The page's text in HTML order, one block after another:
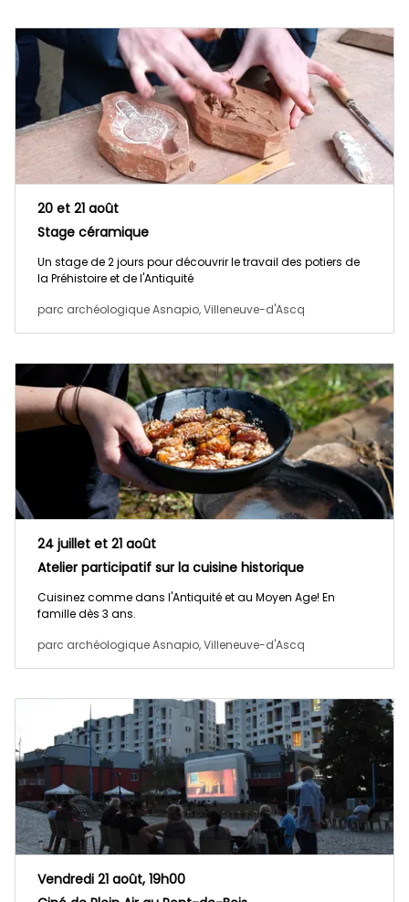
20 et 21 août
Stage céramique
Un stage de 2 jours pour découvrir le travail des potiers de
la Préhistoire et de l'Antiquité
parc archéologique Asnapio, Villeneuve-d'Ascq
24 juillet et 21 août
Atelier participatif sur la cuisine historique
Cuisinez comme dans l'Antiquité et au Moyen Age! En
famille dès 3 ans.
parc archéologique Asnapio, Villeneuve-d'Ascq
Vendredi 21 août, 19h00